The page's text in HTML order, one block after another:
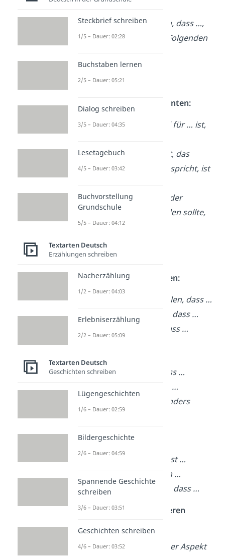
Ich bin der Meinung, dass …,
und werde dies im Folgenden
2. Hauptteil
Einleitung von Argumenten:
Ein wichtiger Grund für … ist,
Das erste Argument, das
für/gegen [Thema] spricht, ist
Ein weiterer Punkt, der
berücksichtigt werden sollte,
ist …
Zunächst einmal …
Darüber hinaus …
Behauptung formulieren:
Es lässt sich feststellen, dass …
Es ist offensichtlich, dass …
Man kann sagen, dass …
Dies liegt daran, dass …
Der Grund dafür ist …
Das zeigt sich besonders
Beispiele einfügen:
Ein Beispiel hierfür ist …
Dies wird deutlich in …
So zeigt eine Studie, dass …
Überleitungen zu weiteren
Ein weiterer wichtiger Aspekt
Steckbrief schreiben
1/5 – Dauer: 02:28
Buchstaben lernen
2/5 – Dauer: 05:21
Dialog schreiben
3/5 – Dauer: 04:35
Lesetagebuch
4/5 – Dauer: 03:42
Buchvorstellung
Grundschule
5/5 – Dauer: 04:12
Textarten Deutsch
Erzählungen schreiben
Nacherzählung
1/2 – Dauer: 04:03
Erlebniserzählung
2/2 – Dauer: 05:09
Textarten Deutsch
Geschichten schreiben
Lügengeschichten
1/6 – Dauer: 02:59
Bildergeschichte
2/6 – Dauer: 04:59
Spannende Geschichte
schreiben
3/6 – Dauer: 03:51
Geschichten schreiben
4/6 – Dauer: 03:52